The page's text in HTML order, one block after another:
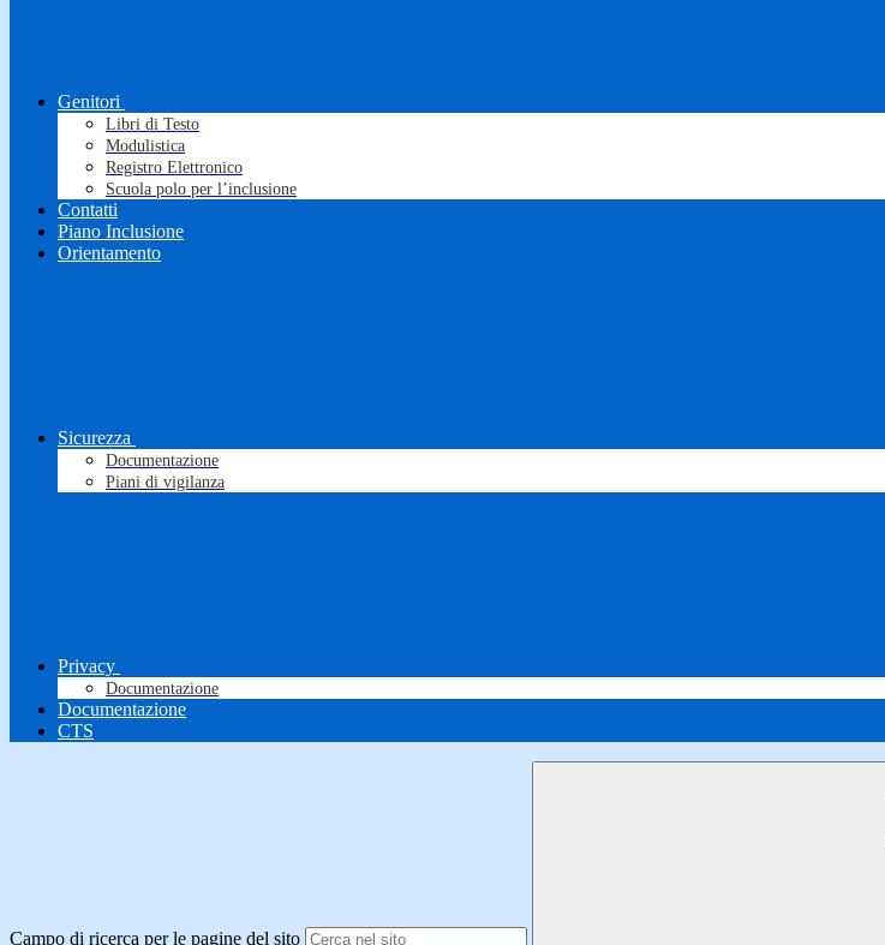
Genitori
Libri di Testo
Modulistica
Registro Elettronico
Scuola polo per l’inclusione
Contatti
Piano Inclusione
Orientamento
Sicurezza
Documentazione
Piani di vigilanza
Privacy
Documentazione
Documentazione
CTS
Campo di ricerca per le pagine del sito